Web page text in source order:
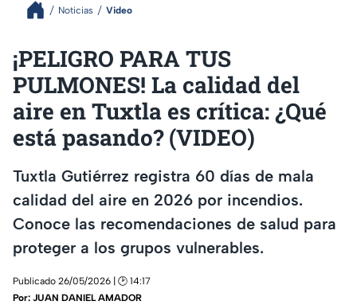
Noticias Video
¡PELIGRO PARA TUS
PULMONES! La calidad del
aire en Tuxtla es crítica: ¿Qué
está pasando? (VIDEO)
Tuxtla Gutiérrez registra 60 días de mala
calidad del aire en 2026 por incendios.
Conoce las recomendaciones de salud para
proteger a los grupos vulnerables.
Publicado 26/05/2026 | 🕑 14:17
Por: JUAN DANIEL AMADOR